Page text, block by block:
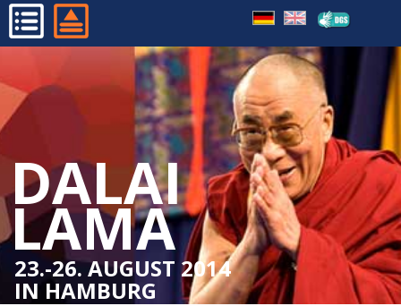
DALAI
LAMA
23.-26. AUGUST 2014
IN HAMBURG
PROGRAMM
ORGANISATORISCHES
VERANSTALTER
PRESSE
KONTAKT